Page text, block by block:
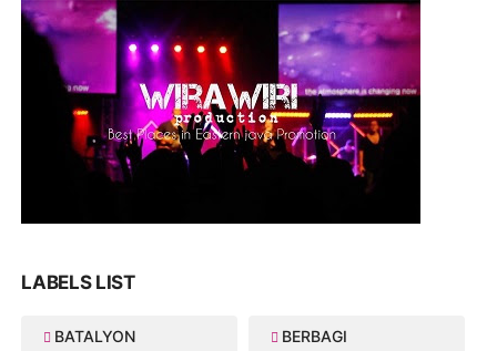
LABELS LIST
BATALYON BERBAGI